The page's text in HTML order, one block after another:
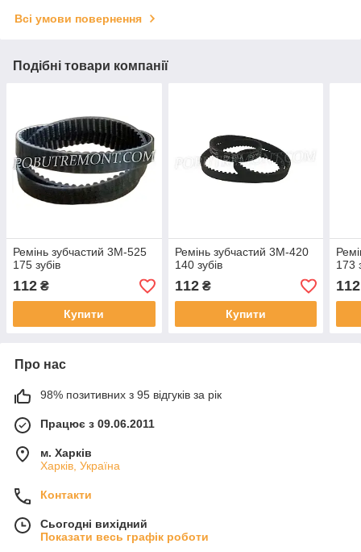
Всі умови повернення
Подібні товари компанії
Ремінь зубчастий 3М-525
175 зубів
112 ₴
Купити
Ремінь зубчастий 3M-420
140 зубів
112₴
Купити
173
112
Про нас
98% позитивних з 95 відгуків за рік
Працює з 09.06.2011
м. Харків
Харків, Україна
Контакти
Сьогодні вихідний
Показати весь графік роботи